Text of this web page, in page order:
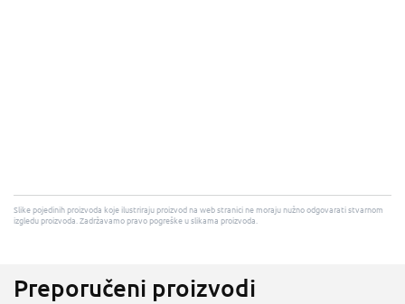
Slike pojedinih proizvoda koje ilustriraju proizvod na web stranici ne moraju nužno odgovarati stvarnom
izgledu proizvoda. Zadržavamo pravo pogreške u slikama proizvoda.
Preporučeni proizvodi